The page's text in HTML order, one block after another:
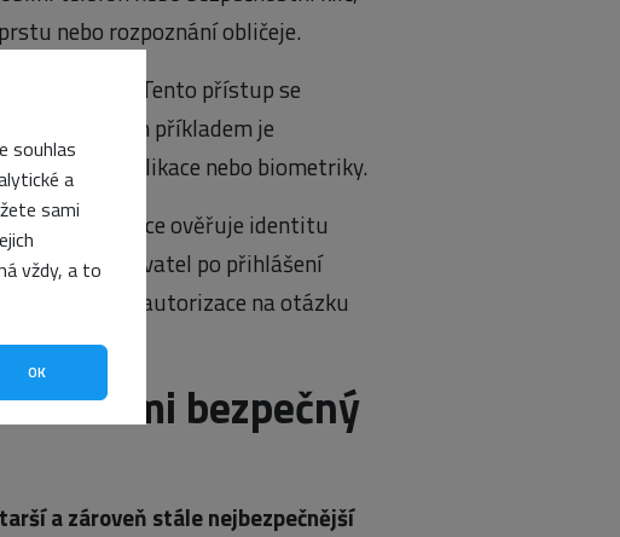
souhlas
a
sami
vždy, a to
OK
nebo rozpoznání obličeje.
najednou. Tento přístup se
. Typickým příkladem je
mobilní aplikace nebo biometriky.
Autentizace ověřuje identitu
může uživatel po přihlášení
jste?“ a autorizace na otázku
velmi bezpečný
a zároveň stále nejbezpečnější